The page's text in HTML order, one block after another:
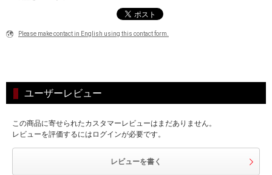
Please make contact in English using this contact form.
ユーザーレビュー
この商品に寄せられたカスタマーレビューはまだありません。
レビューを評価するにはログインが必要です。
レビューを書く